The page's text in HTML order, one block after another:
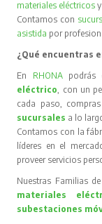
materiales eléctricos
Contamos con
asistida por
¿Qué encuentras
En RHONA podrás
eléctrico, con un
cada paso,
sucursales a lo
Contamos con la
líderes en el
proveer servicios
Nuestras Familias
materiales
subestaciones